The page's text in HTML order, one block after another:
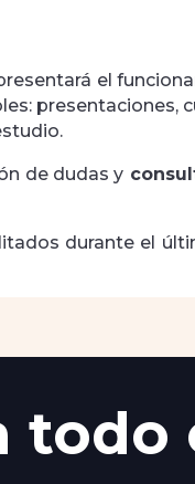
el
presentaciones,
de dudas y
durante el
todo